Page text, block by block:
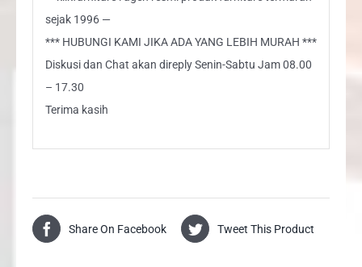
sejak 1996 —
*** HUBUNGI KAMI JIKA ADA YANG LEBIH MURAH ***
Diskusi dan Chat akan direply Senin-Sabtu Jam 08.00
– 17.30
Terima kasih
Share On Facebook Tweet This Product